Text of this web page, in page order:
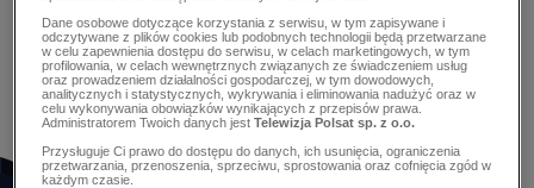
Dane osobowe dotyczące korzystania z serwisu, w tym zapisywane i
odczytywane z plików cookies lub podobnych technologii będą przetwarzane
w celu zapewnienia dostępu do serwisu, w celach marketingowych, w tym
profilowania, w celach wewnętrznych związanych ze świadczeniem usług
oraz prowadzeniem działalności gospodarczej, w tym dowodowych,
analitycznych i statystycznych, wykrywania i eliminowania nadużyć oraz w
celu wykonywania obowiązków wynikających z przepisów prawa.
Administratorem Twoich danych jestTelewizja Polsat sp. z o.o.
Przysługuje Ci prawo do dostępu do danych, ich usunięcia, ograniczenia
przetwarzania, przenoszenia, sprzeciwu, sprostowania oraz cofnięcia zgód w
każdym czasie.